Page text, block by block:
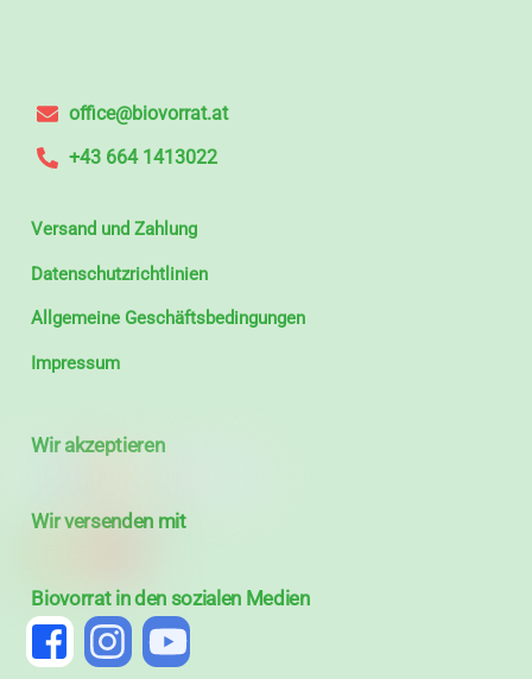
office@biovorrat.at
+43 664 1413022
Versand und Zahlung
Datenschutzrichtlinien
Allgemeine Geschäftsbedingungen
Impressum
Wir akzeptieren
Wir versenden mit
Biovorrat in den sozialen Medien